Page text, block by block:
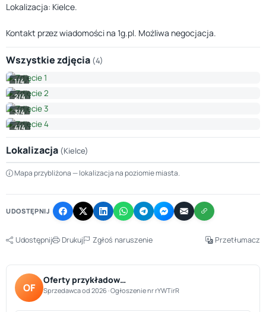
Lokalizacja: Kielce.
Kontakt przez wiadomości na 1g.pl. Możliwa negocjacja.
Wszystkie zdjęcia (4)
1/4
2/4
3/4
4/4
Lokalizacja (Kielce)
+
−
Mapa przybliżona — lokalizacja na poziomie miasta.
UDOSTĘPNIJ
Udostępnij Drukuj Zgłoś naruszenie Przetłumacz
OF
Oferty przykładow…
Sprzedawca od 2026 · Ogłoszenie nr rYWTirR